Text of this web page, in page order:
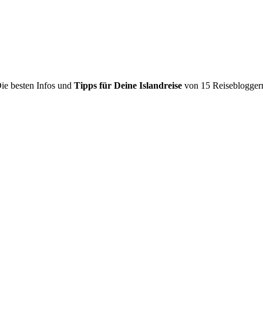
besten Infos und Tipps für Deine Islandreise von 15